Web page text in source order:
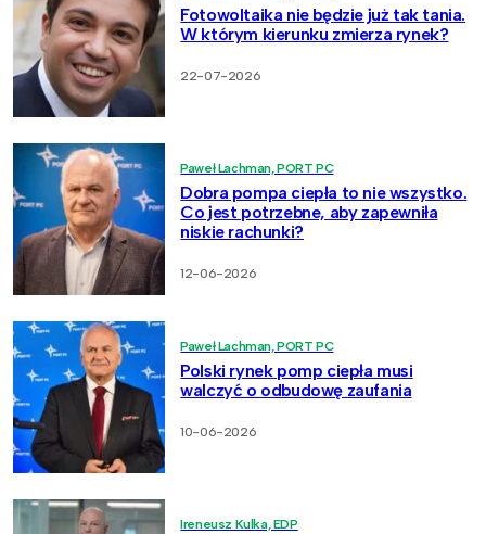
Fotowoltaika nie będzie już tak tania.
W którym kierunku zmierza rynek?
22-07-2026
Paweł Lachman, PORT PC
Dobra pompa ciepła to nie wszystko.
Co jest potrzebne, aby zapewniła
niskie rachunki?
12-06-2026
Paweł Lachman, PORT PC
Polski rynek pomp ciepła musi
walczyć o odbudowę zaufania
10-06-2026
Ireneusz Kulka, EDP